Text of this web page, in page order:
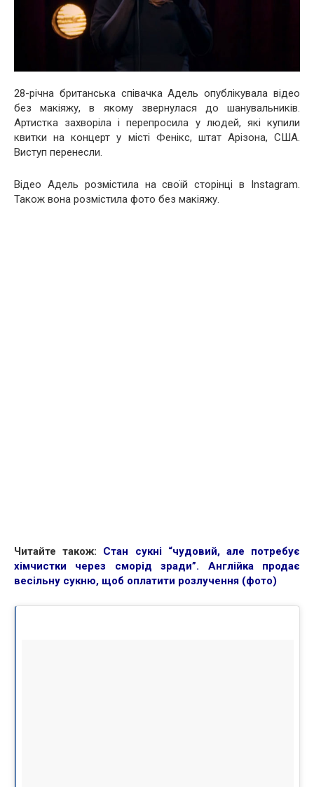
28-річна британська співачка Адель опублікувала відео
без макіяжу, в якому звернулася до шанувальників.
Артистка захворіла і перепросила у людей, які купили
квитки на концерт у місті Фенікс, штат Арізона, США.
Виступ перенесли.
Відео Адель розмістила на своїй сторінці в Instagram.
Також вона розмістила фото без макіяжу.
Читайте також: Стан сукні “чудовий, але потребує
хімчистки через сморід зради”. Англійка продає
весільну сукню, щоб оплатити розлучення (фото)